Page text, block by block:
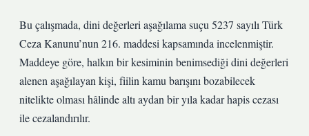
Bu çalışmada, dini değerleri aşağılama suçu 5237 sayılı Türk
Ceza Kanunu’nun 216. maddesi kapsamında incelenmiştir.
Maddeye göre, halkın bir kesiminin benimsediği dini değerleri
alenen aşağılayan kişi, fiilin kamu barışını bozabilecek
nitelikte olması hâlinde altı aydan bir yıla kadar hapis cezası
ile cezalandırılır.